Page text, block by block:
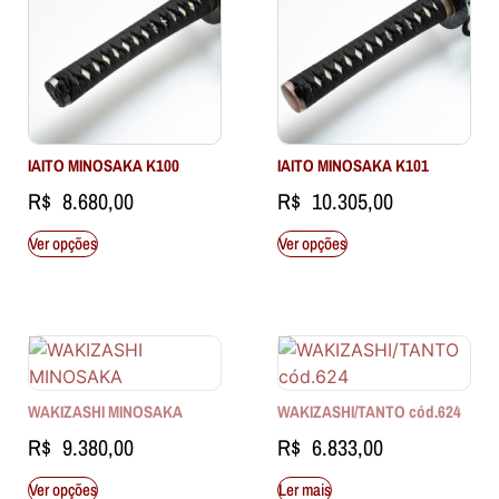
IAITO MINOSAKA K100
R$ 8.680,00
Ver opções
IAITO MINOSAKA K101
R$ 10.305,00
Ver opções
WAKIZASHI MINOSAKA
R$ 9.380,00
Ver opções
WAKIZASHI/TANTO cód.624
R$ 6.833,00
Ler mais